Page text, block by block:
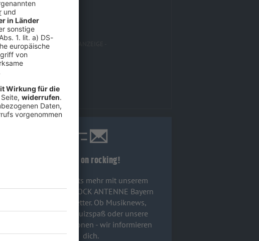
Keep on rocking!
Verpass' nichts mehr mit unserem
kostenlosen ROCK ANTENNE Bayern
Rock-Newsletter. Ob Musiknews,
Interviews, Quizspaß oder unsere
neuesten Aktionen - wir informieren
dich.